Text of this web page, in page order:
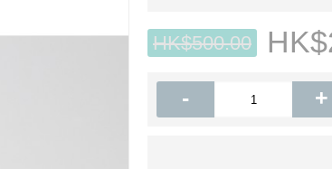
HK$500.00
- +